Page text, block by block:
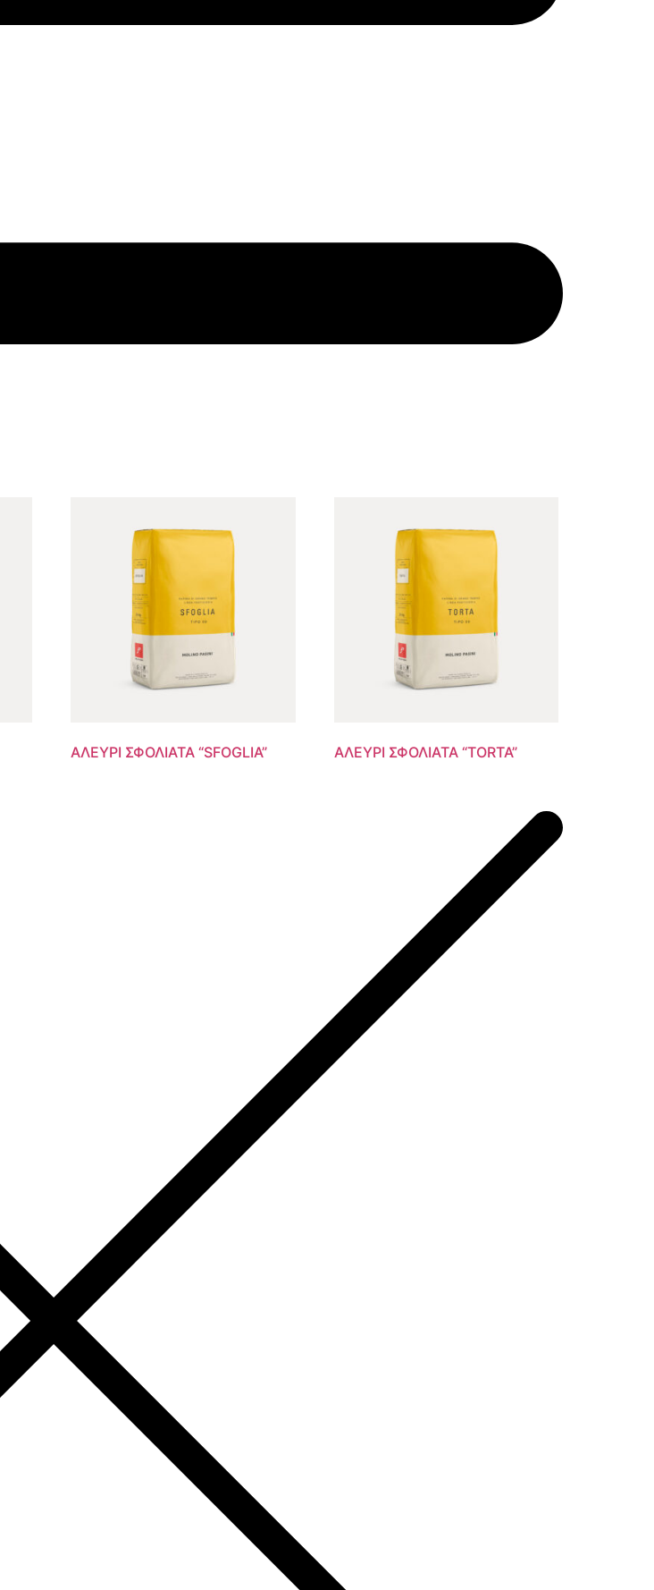
ΑΛΕΥΡΙ ΣΦΟΛΙΑΤΑ “SFOGLIA” ΑΛΕΥΡΙ ΣΦΟΛΙΑΤΑ “TORTA”